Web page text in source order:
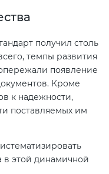
получил столь
темпы развития
появление
Кроме
к надежности,
поставляемых им
в этой динамичной